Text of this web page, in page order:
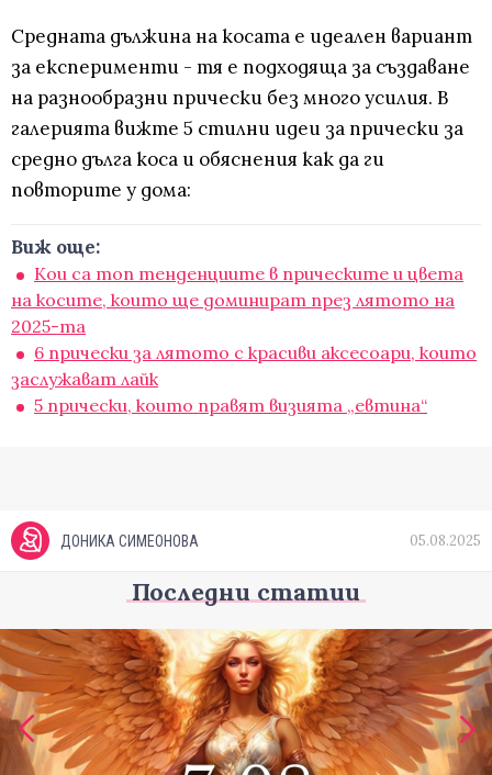
Средната дължина на косата е идеален вариант
за експерименти - тя е подходяща за създаване
на разнообразни прически без много усилия. В
галерията вижте 5 стилни идеи за прически за
средно дълга коса и обяснения как да ги
повторите у дома:
Виж още:
Кои са топ тенденциите в прическите и цвета
на косите, които ще доминират през лятото на
2025-та
6 прически за лятото с красиви аксесоари, които
заслужават лайк
5 прически, които правят визията „евтина“
ДОНИКА СИМЕОНОВА 05.08.2025
Последни статии